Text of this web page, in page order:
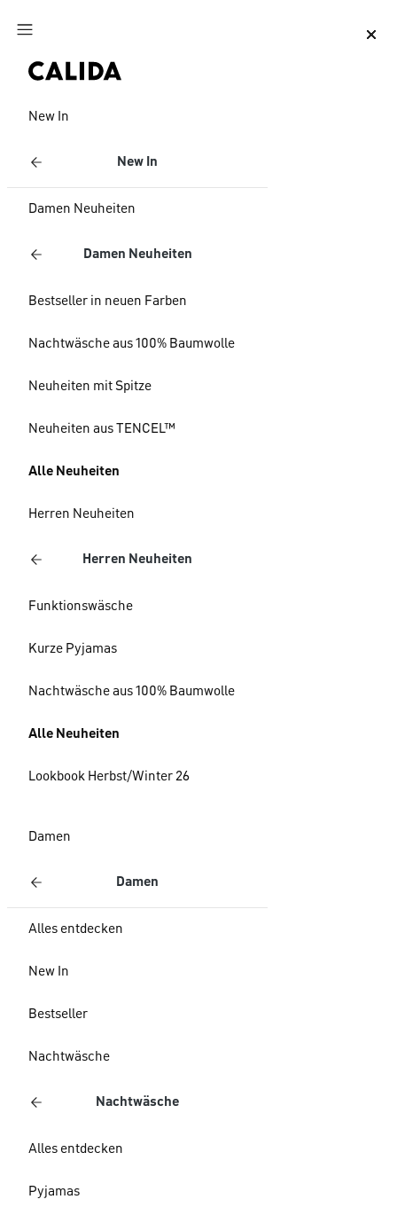
Zum Hauptinhalt springen
New In
New In
Damen Neuheiten
Damen Neuheiten
Bestseller in neuen Farben
Nachtwäsche aus 100% Baumwolle
Neuheiten mit Spitze
Neuheiten aus TENCEL™
Alle Neuheiten
Herren Neuheiten
Herren Neuheiten
Funktionswäsche
Kurze Pyjamas
Nachtwäsche aus 100% Baumwolle
Alle Neuheiten
Lookbook Herbst/Winter 26
Damen
Damen
Alles entdecken
New In
Bestseller
Nachtwäsche
Nachtwäsche
Alles entdecken
Pyjamas